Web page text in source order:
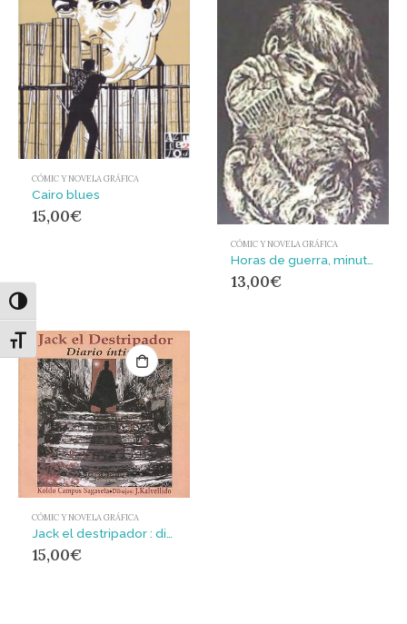
Alternar alto contraste
Alternar tamaño de letra
CÓMIC Y NOVELA GRÁFICA
Cairo blues
15,00€
CÓMIC Y NOVELA GRÁFICA
13,00€
CÓMIC Y NOVELA GRÁFICA
15,00€